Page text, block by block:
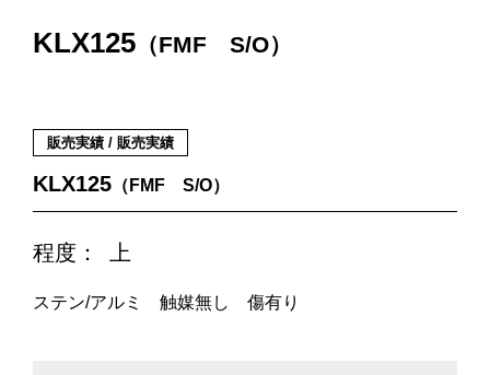
KLX125 （FMF S/O）
販売実績 / 販売実績
KLX125 （FMF S/O）
程度： 上
ステン/アルミ 触媒無し 傷有り